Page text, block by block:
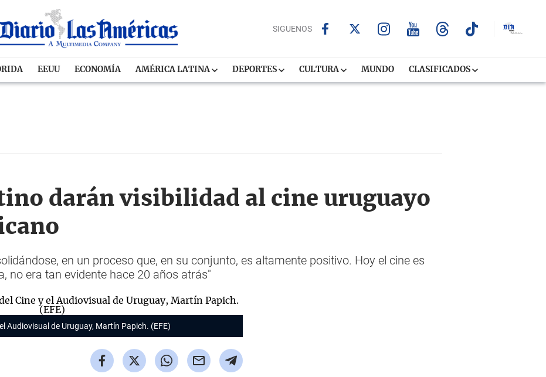
SIGUENOS
EEUU ECONOMÍA AMÉRICA LATINA DEPORTES CULTURA MUNDO CLASIFICADOS
darán visibilidad al cine uruguayo
en un proceso que, en su conjunto, es altamente positivo. Hoy el cine es
no era tan evidente hace 20 años atrás"
Audiovisual de Uruguay, Martín Papich. (EFE)